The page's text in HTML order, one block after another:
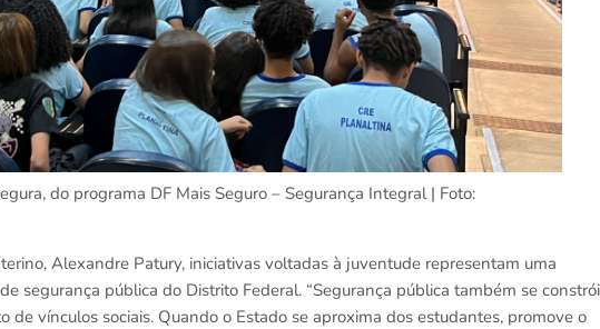
do programa DF Mais Seguro – Segurança Integral | Foto:
Alexandre Patury, iniciativas voltadas à juventude representam uma
segurança pública do Distrito Federal. “Segurança pública também se constrói
de vínculos sociais. Quando o Estado se aproxima dos estudantes, promove o